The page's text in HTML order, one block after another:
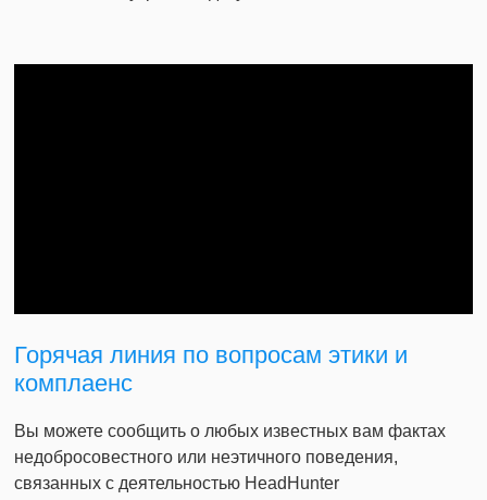
Горячая линия по вопросам этики и
комплаенс
Вы можете сообщить о любых известных вам фактах
недобросовестного или неэтичного поведения,
связанных с деятельностью HeadHunter